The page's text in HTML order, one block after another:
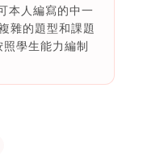
本人編寫的中一
雜的題型和課題
學生能力編制